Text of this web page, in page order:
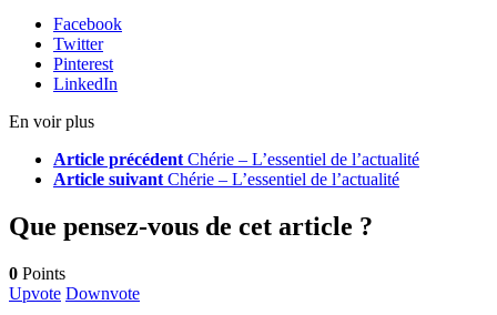
Facebook
Twitter
Pinterest
LinkedIn
En voir plus
Article précédent Chérie – L’essentiel de l’actualité
Article suivant Chérie – L’essentiel de l’actualité
Que pensez-vous de cet article ?
0 Points
Upvote Downvote